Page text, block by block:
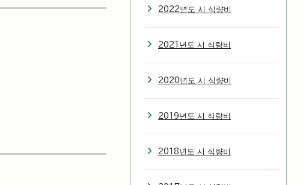
2022년도 시 식량비
2021년도 시 식량비
2020년도 시 식량비
2019년도 시 식량비
2018년도 시 식량비